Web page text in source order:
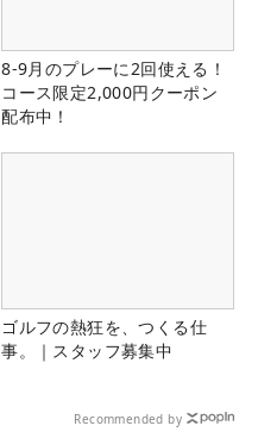
8-9月のプレーに2回使える！
コース限定2,000円クーポン
配布中！
ゴルフの熱狂を、つくる仕
事。｜スタッフ募集中
Recommended by